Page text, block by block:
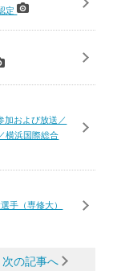
定
加および放送／
横浜国際総合
手（専修大）
次の記事へ